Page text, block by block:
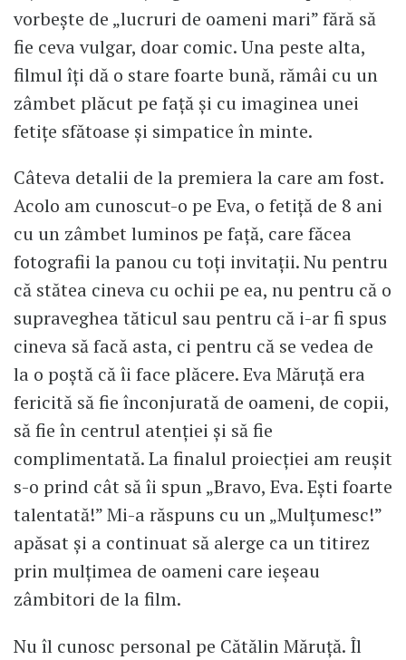
vorbește de „lucruri de oameni mari” fără să
fie ceva vulgar, doar comic. Una peste alta,
filmul îți dă o stare foarte bună, rămâi cu un
zâmbet plăcut pe față și cu imaginea unei
fetițe sfătoase și simpatice în minte.
Câteva detalii de la premiera la care am fost.
Acolo am cunoscut-o pe Eva, o fetiță de 8 ani
cu un zâmbet luminos pe față, care făcea
fotografii la panou cu toți invitații. Nu pentru
că stătea cineva cu ochii pe ea, nu pentru că o
supraveghea tăticul sau pentru că i-ar fi spus
cineva să facă asta, ci pentru că se vedea de
la o poștă că îi face plăcere. Eva Măruță era
fericită să fie înconjurată de oameni, de copii,
să fie în centrul atenției și să fie
complimentată. La finalul proiecției am reușit
s-o prind cât să îi spun „Bravo, Eva. Ești foarte
talentată!” Mi-a răspuns cu un „Mulțumesc!”
apăsat și a continuat să alerge ca un titirez
prin mulțimea de oameni care ieșeau
zâmbitori de la film.
Nu îl cunosc personal pe Cătălin Măruță. Îl